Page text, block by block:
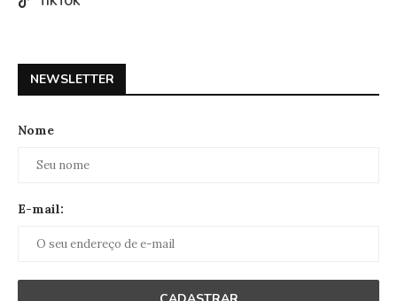
NEWSLETTER
Nome
E-mail: